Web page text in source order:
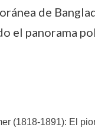
de
el panorama
(1818-1891): El